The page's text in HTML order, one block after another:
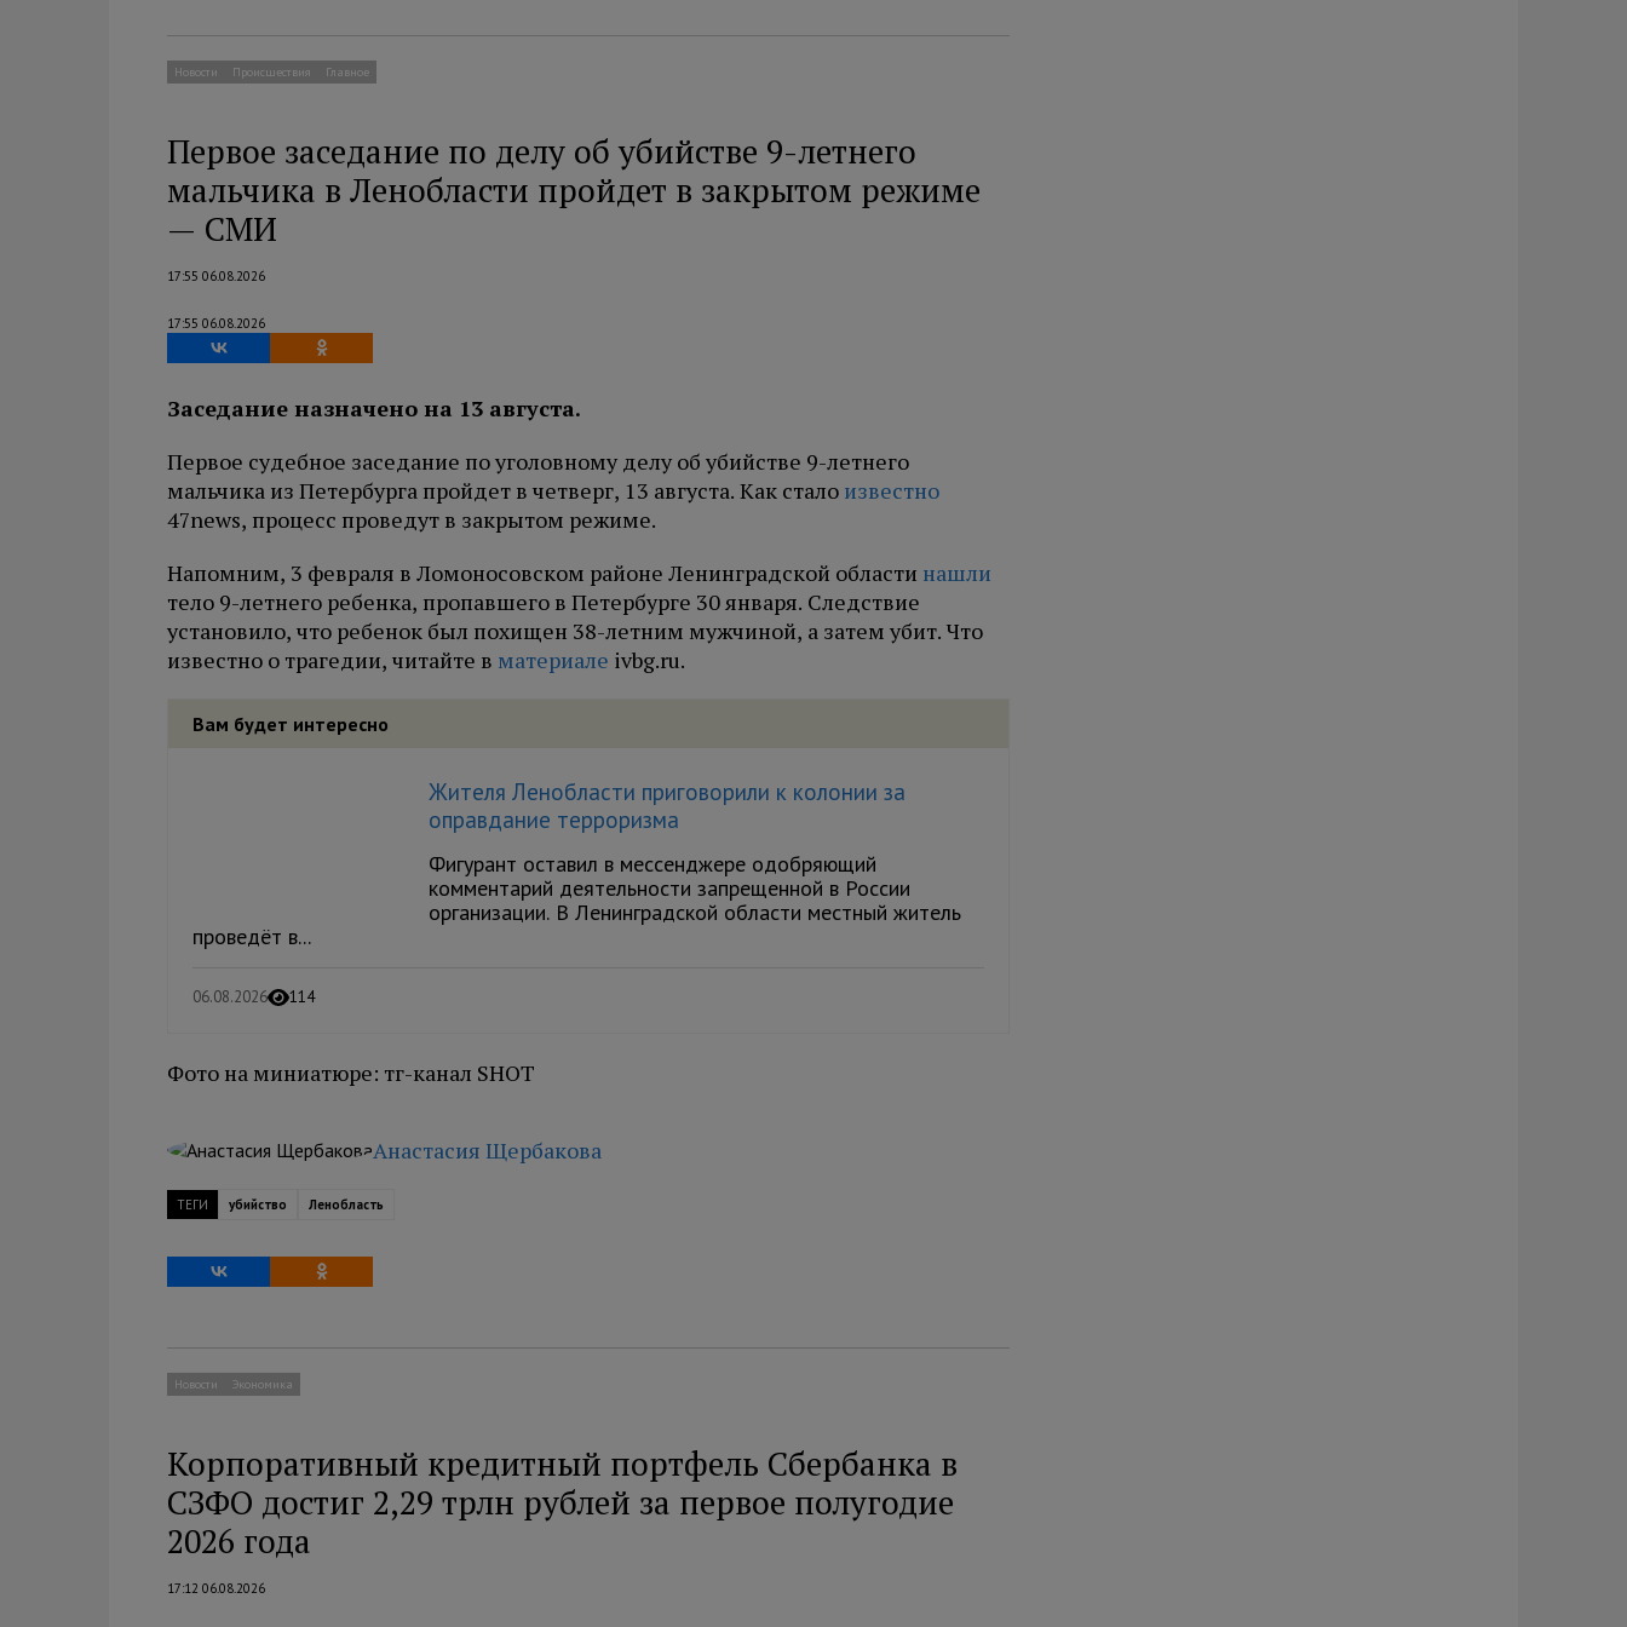
Новости Происшествия Главное
Первое заседание по делу об убийстве 9-летнего
мальчика в Ленобласти пройдет в закрытом режиме
— СМИ
17:55 06.08.2026
17:55 06.08.2026
Заседание назначено на 13 августа.
Первое судебное заседание по уголовному делу об убийстве 9-летнего
мальчика из Петербурга пройдет в четверг, 13 августа. Как стало известно
47news, процесс проведут в закрытом режиме.
Напомним, 3 февраля в Ломоносовском районе Ленинградской области нашли
тело 9-летнего ребенка, пропавшего в Петербурге 30 января. Следствие
установило, что ребенок был похищен 38-летним мужчиной, а затем убит. Что
известно о трагедии, читайте в материале ivbg.ru.
Вам будет интересно
Жителя Ленобласти приговорили к колонии за
оправдание терроризма
Фигурант оставил в мессенджере одобряющий
комментарий деятельности запрещенной в России
организации. В Ленинградской области местный житель
проведёт в...
06.08.2026 114
Фото на миниатюре: тг-канал SHOT
Анастасия Щербакова
ТЕГИ убийство Ленобласть
Новости Экономика
Корпоративный кредитный портфель Сбербанка в
СЗФО достиг 2,29 трлн рублей за первое полугодие
2026 года
17:12 06.08.2026